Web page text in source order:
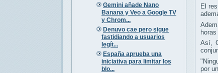
Gemini añade Nano
Banana y Veo a Google TV
y Chrom...
Denuvo cae pero sigue
fastidiando a usuarios
legít...
España aprueba una
iniciativa para limitar los
blo...
El
Así,
por